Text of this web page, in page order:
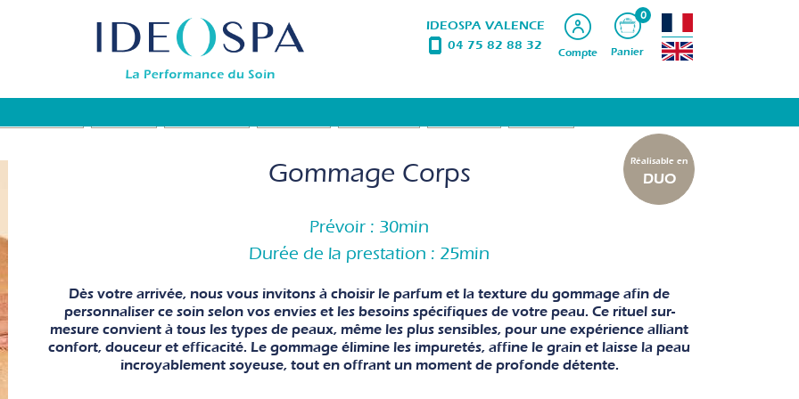
IDEOSPA VALENCE
04 75 82 88 32
Compte
0
Panier
Réalisable en
DUO
Gommage Corps
Prévoir : 30min
Durée de la prestation : 25min
Dès votre arrivée, nous vous invitons à choisir le parfum et la texture du gommage afin de
personnaliser ce soin selon vos envies et les besoins spécifiques de votre peau. Ce rituel sur-
mesure convient à tous les types de peaux, même les plus sensibles, pour une expérience alliant
confort, douceur et efficacité. Le gommage élimine les impuretés, affine le grain et laisse la peau
incroyablement soyeuse, tout en offrant un moment de profonde détente.